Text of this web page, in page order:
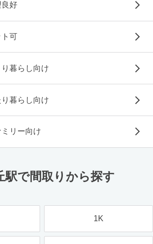
良好
可
り暮らし向け
暮らし向け
ミリー向け
駅で間取りから探す
1K